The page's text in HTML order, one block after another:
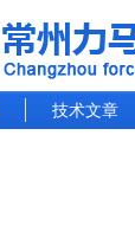
技术文章